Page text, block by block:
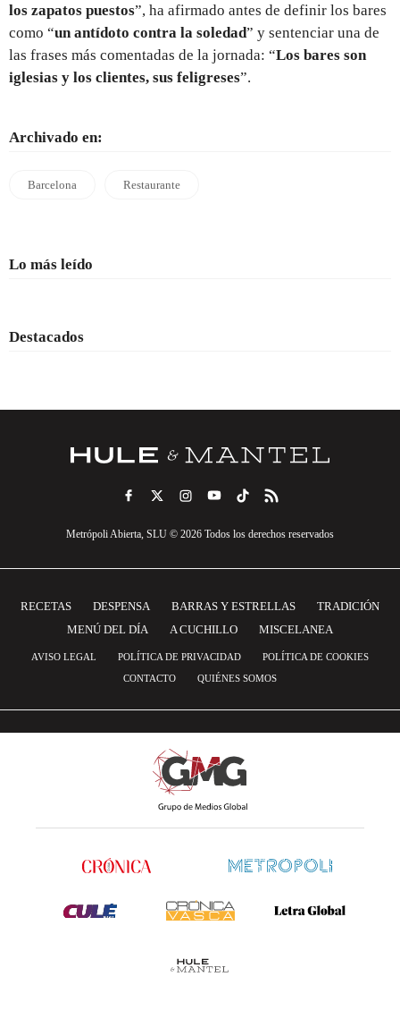
los zapatos puestos”, ha afirmado antes de definir los bares
como “un antídoto contra la soledad” y sentenciar una de
las frases más comentadas de la jornada: “Los bares son
iglesias y los clientes, sus feligreses”.
Archivado en:
Barcelona Restaurante
Lo más leído
Destacados
Metrópoli Abierta, SLU © 2026 Todos los derechos reservados
RECETAS DESPENSA BARRAS Y ESTRELLAS
TRADICIÓN
MENÚ DEL DÍA
A CUCHILLO MISCELANEA
AVISO LEGAL POLÍTICA DE PRIVACIDAD
POLÍTICA DE COOKIES
CONTACTO
QUIÉNES SOMOS